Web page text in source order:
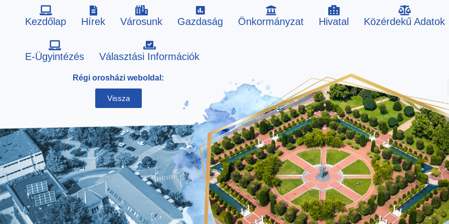
Kezdőlap Hírek Városunk Gazdaság Önkormányzat Hivatal Közérdekű Adatok
E-Ügyintézés Választási Információk
Régi orosházi weboldal:
Vissza